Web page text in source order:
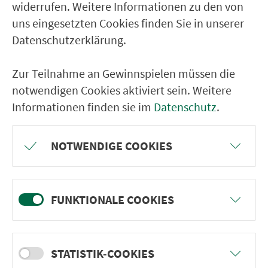
RÜCKFAHRT
Dietfurt a.d.Altm. Friedhof
Dietfurt a.d.Altm. FWH
Dietfurt a.d.Altm. Weiherstr.
Dietfurt a.d.Altm. Bahnhofstr.
Töging Am Steig
Abzw. Grögling
Grögling Ort
Leising
widerrufen. Weitere Informationen zu den von
uns eingesetzten Cookies finden Sie in unserer
Datenschutzerklärung.
Zur Teilnahme an Gewinnspielen müssen die
notwendigen Cookies aktiviert sein. Weitere
Informationen finden sie im Datenschutz.
NOTWENDIGE COOKIES
FUNKTIONALE COOKIES
STATISTIK-COOKIES